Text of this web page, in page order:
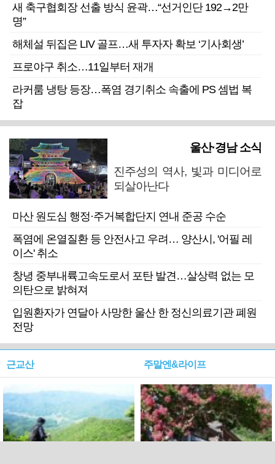
새 축구협회장 선출 방식 윤곽…“선거인단 192→2만
명”
해체설 뒤집은 LIV 골프…새 투자자 확보 ‘기사회생’
프로야구 취소…11일부터 재개
라커룸 냉탕 등장…폭염 경기취소 속출에 PS 셈법 복
잡
울산·경남 소식
진주성의 역사, 빛과 미디어로
되살아난다
마산 원도심 행정·주거복합단지 연내 준공 수순
폭염에 온열질환 등 안전사고 우려… 양산시, '어필 레
이스' 취소
창녕 중부내륙고속도로서 포탄 발견…살상력 없는 모
의탄으로 밝혀져
입원환자가 연달아 사망한 울산 한 정신의료기관 폐원
전망
근교산 주말엔&라이프